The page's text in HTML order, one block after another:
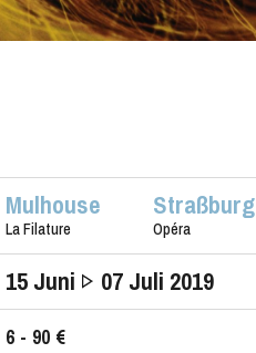
Mulhouse
La Filature
Straßburg
Opéra
15Juni 07Juli 2019
6 - 90 €